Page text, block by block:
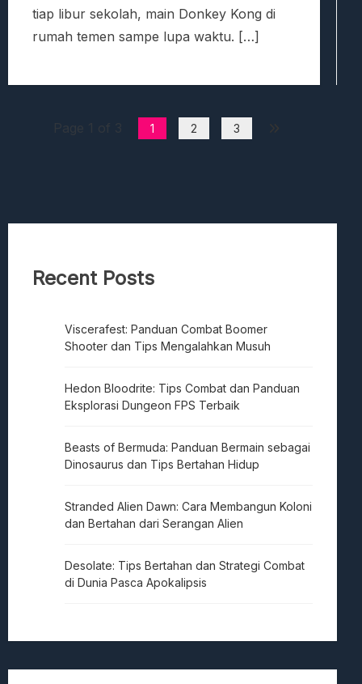
tiap libur sekolah, main Donkey Kong di
rumah temen sampe lupa waktu. […]
1 2 3
Recent Posts
Viscerafest: Panduan Combat Boomer
Shooter dan Tips Mengalahkan Musuh
Hedon Bloodrite: Tips Combat dan Panduan
Eksplorasi Dungeon FPS Terbaik
Beasts of Bermuda: Panduan Bermain sebagai
Dinosaurus dan Tips Bertahan Hidup
Stranded Alien Dawn: Cara Membangun Koloni
dan Bertahan dari Serangan Alien
Desolate: Tips Bertahan dan Strategi Combat
di Dunia Pasca Apokalipsis